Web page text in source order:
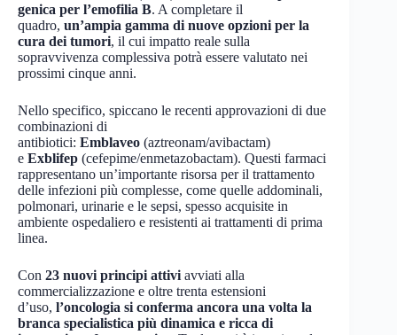
genica per l’emofilia B. A completare il
quadro, un’ampia gamma di nuove opzioni per la
cura dei tumori, il cui impatto reale sulla
sopravvivenza complessiva potrà essere valutato nei
prossimi cinque anni.
Nello specifico, spiccano le recenti approvazioni di due
combinazioni di
antibiotici: Emblaveo (aztreonam/avibactam)
e Exblifep (cefepime/enmetazobactam). Questi farmaci
rappresentano un’importante risorsa per il trattamento
delle infezioni più complesse, come quelle addominali,
polmonari, urinarie e le sepsi, spesso acquisite in
ambiente ospedaliero e resistenti ai trattamenti di prima
linea.
Con 23 nuovi principi attivi avviati alla
commercializzazione e oltre trenta estensioni
d’uso, l’oncologia si conferma ancora una volta la
branca specialistica più dinamica e ricca di